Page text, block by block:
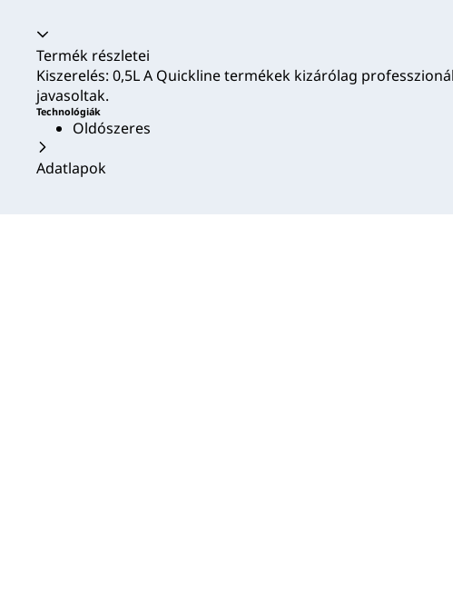
Akkordion összecsukva
Termék részletei
Kiszerelés: 0,5L A Quickline termékek kizárólag
javasoltak.
Technológiák
Oldószeres
Adatlapok